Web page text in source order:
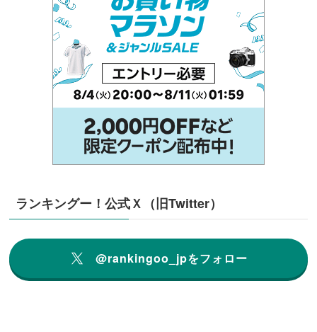
ランキングー！公式Ｘ（旧Twitter）
@rankingoo_jpをフォロー